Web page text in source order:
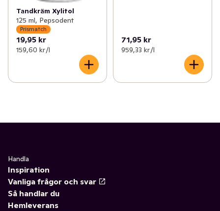
Tandkräm Xylitol
125 ml, Pepsodent
Prismatch
19,95 kr
159,60 kr /l
71,95 kr
959,33 kr /l
Handla
Inspiration
Vanliga frågor och svar
Så handlar du
Hemleverans